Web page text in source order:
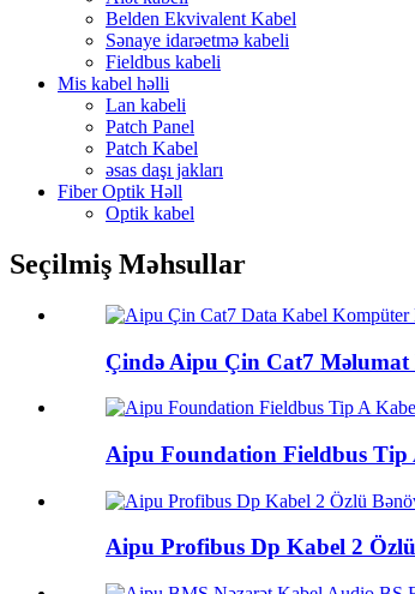
Belden Ekvivalent Kabel
Sənaye idarəetmə kabeli
Fieldbus kabeli
Mis kabel həlli
Lan kabeli
Patch Panel
Patch Kabel
əsas daşı jakları
Fiber Optik Həll
Optik kabel
Seçilmiş Məhsullar
Çində Aipu Çin Cat7 Məlumat
Aipu Foundation Fieldbus Tip
Aipu Profibus Dp Kabel 2